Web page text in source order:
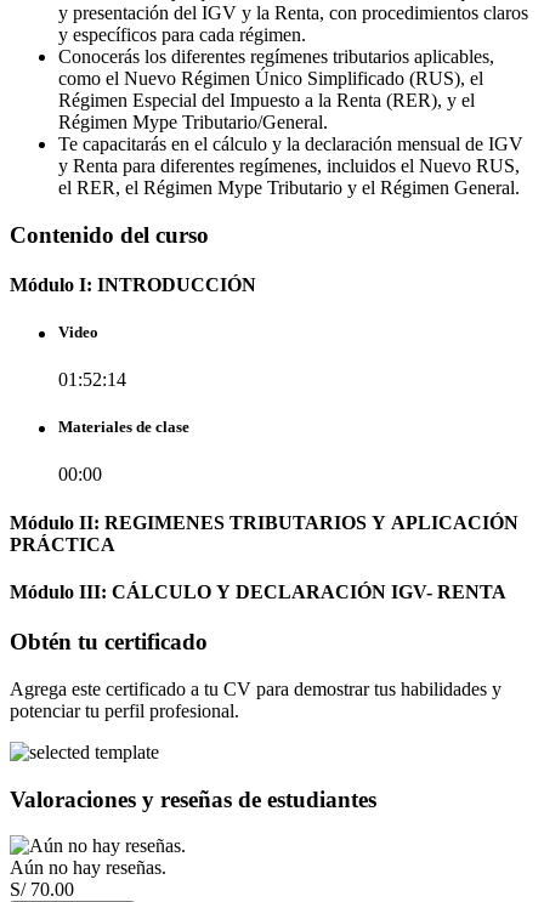
y presentación del IGV y la Renta, con procedimientos claros
y específicos para cada régimen.
Conocerás los diferentes regímenes tributarios aplicables,
como el Nuevo Régimen Único Simplificado (RUS), el
Régimen Especial del Impuesto a la Renta (RER), y el
Régimen Mype Tributario/General.
Te capacitarás en el cálculo y la declaración mensual de IGV
y Renta para diferentes regímenes, incluidos el Nuevo RUS,
el RER, el Régimen Mype Tributario y el Régimen General.
Contenido del curso
Módulo I: INTRODUCCIÓN
Video
01:52:14
Materiales de clase
00:00
Módulo II: REGIMENES TRIBUTARIOS Y APLICACIÓN
PRÁCTICA
Módulo III: CÁLCULO Y DECLARACIÓN IGV- RENTA
Obtén tu certificado
Agrega este certificado a tu CV para demostrar tus habilidades y
potenciar tu perfil profesional.
Valoraciones y reseñas de estudiantes
Aún no hay reseñas.
S/70.00